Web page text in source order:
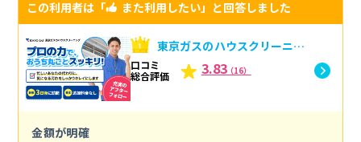
この利用者は「 また利用したい」と回答しました
東京ガスのハウスクリーニン
グへの口コミ
口コミ
総合評価
3.83（16）
金額が明確